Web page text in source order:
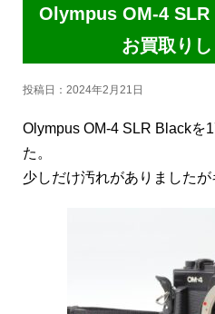
Olympus OM-4 SLR
お買取りし
投稿日： 2024年2月21日
Olympus OM-4 SLR Blackを
た。
少しだけ汚れがありましたが